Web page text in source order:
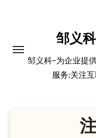
邹义
邹义科-为企业提
服务;关注